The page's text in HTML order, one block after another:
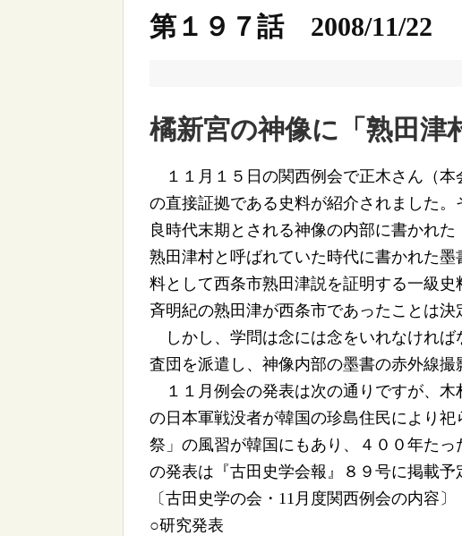
第１９７話 2008/11/22
橘新宮の神像に「熟田津
１１月１５日の関西例会で正木さん（
の直接証拠である史料が紹介されました
良時代末期とされる神像の内部に書かれ
熟田津村と呼ばれていた時代に書かれた
料として西条市熟田津説を証明する一級史
斉明紀の熟田津が西条市であったことは決
しかし、学問は念には念をいれなければ
査団を派遣し、神像内部の墨書の赤外線撮
１１月例会の発表は次の通りですが、
の日本軍戦没者が韓国の珍島住民により
祭」の風習が韓国にもあり、４００年た
の発表は『古田史学会報』８９号に掲載予
〔古田史学の会・11月度関西例会の内容〕
○研究発表